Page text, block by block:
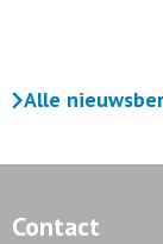
Alle
Contact